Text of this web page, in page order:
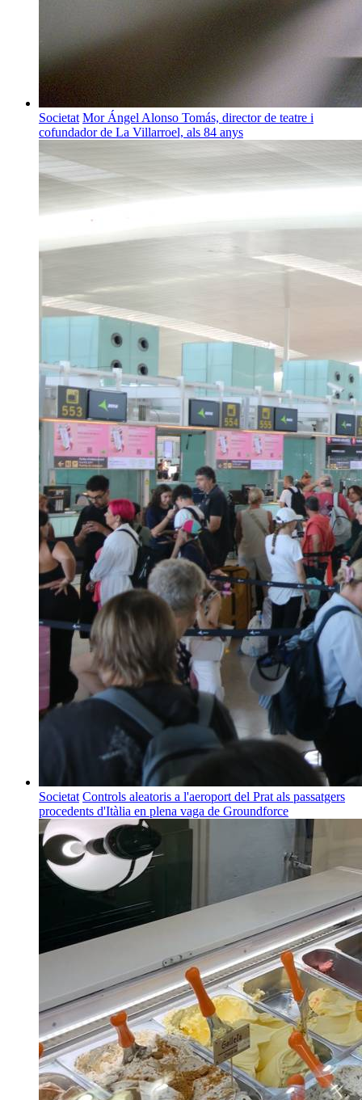
Societat Mor Ángel Alonso Tomás, director de teatre i
cofundador de La Villarroel, als 84 anys
Societat Controls aleatoris a l'aeroport del Prat als passatgers
procedents d'Itàlia en plena vaga de Groundforce